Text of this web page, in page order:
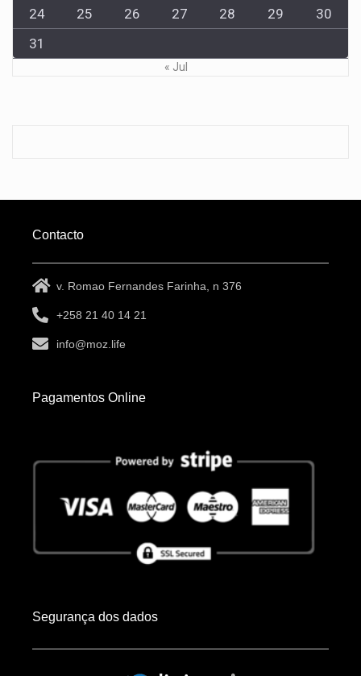
24
25 26 27 28 29
30
31
« Jul
Contacto
v. Romao Fernandes Farinha, n 376
+258 21 40 14 21
info@moz.life
Pagamentos Online
Segurança dos dados